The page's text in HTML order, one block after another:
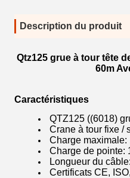
Description du produit
Qtz125 grue à tour tête
60m
Caractéristiques
QTZ125 ((6018)
Crane à tour fixe /
Charge maximale:
Charge de pointe:
Longueur du
Certificats CE,